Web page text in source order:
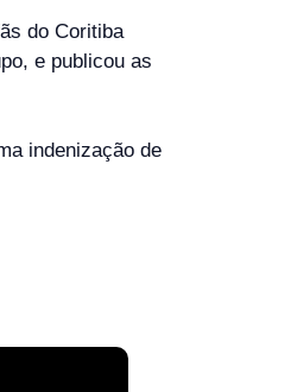
do Coritiba
e publicou as
indenização de